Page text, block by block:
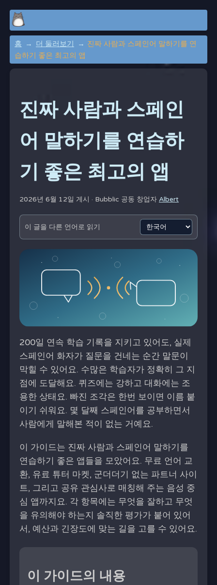
홈 더 둘러보기
진짜 사람과 스페인어 말하기를 연
습하기 좋은 최고의 앱
진짜 사람과 스페인
어 말하기를 연습하
기 좋은 최고의 앱
2026년 6월 12일 게시 · Bubblic 공동 창업자 Albert
이 글을 다른 언어로 읽기
200일 연속 학습 기록을 지키고 있어도, 실제
스페인어 화자가 질문을 건네는 순간 말문이
막힐 수 있어요. 수많은 학습자가 정확히 그 지
점에 도달해요. 퀴즈에는 강하고 대화에는 조
용한 상태요. 빠진 조각은 한번 보이면 이름 붙
이기 쉬워요. 몇 달째 스페인어를 공부하면서
사람에게 말해본 적이 없는 거예요.
이 가이드는 진짜 사람과 스페인어 말하기를
연습하기 좋은 앱들을 모았어요. 무료 언어 교
환, 유료 튜터 마켓, 군더더기 없는 파트너 사이
트, 그리고 공유 관심사로 매칭해 주는 음성 중
심 앱까지요. 각 항목에는 무엇을 잘하고 무엇
을 유의해야 하는지 솔직한 평가가 붙어 있어
서, 예산과 긴장도에 맞는 길을 고를 수 있어요.
이 가이드의 내용